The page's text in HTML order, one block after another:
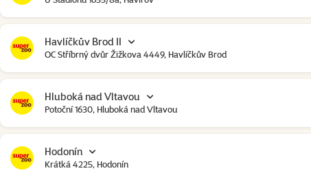
Havlíčkův Brod II
OC Stříbrný dvůr Žižkova 4449, Havlíčkův Brod
Hluboká nad Vltavou
Potoční 1630, Hluboká nad Vltavou
Hodonín
Krátká 4225, Hodonín